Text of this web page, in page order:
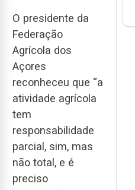
O presidente da
Federação
Agrícola dos
Açores
reconheceu que “a
atividade agrícola
tem
responsabilidade
parcial, sim, mas
não total, e é
preciso